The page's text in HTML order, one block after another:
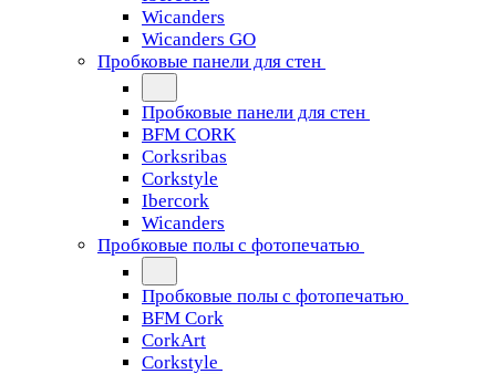
Wicanders
Wicanders GO
Пробковые панели для стен
Пробковые панели для стен
BFM CORK
Corksribas
Corkstyle
Ibercork
Wicanders
Пробковые полы с фотопечатью
Пробковые полы с фотопечатью
BFM Cork
CorkArt
Corkstyle